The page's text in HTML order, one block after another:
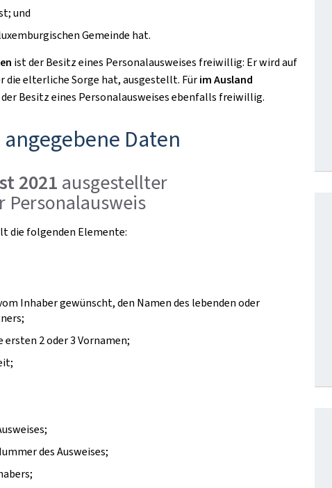
und
Gemeinde hat.
ist der Besitz eines Personalausweises freiwillig: Er wird auf
die elterliche Sorge hat, ausgestellt. Fürim Ausland
Besitz eines Personalausweises ebenfalls freiwillig.
Daten
2021 ausgestellter
Personalausweis
die folgenden Elemente:
Inhaber gewünscht, den Namen des lebenden oder
ersten 2 oder 3 Vornamen;
des Ausweises;